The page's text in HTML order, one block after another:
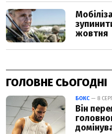
ГОЛОВНЕ СЬОГОДНІ
БОКС — 8
Він